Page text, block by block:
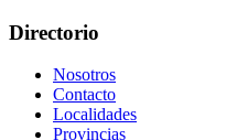
Directorio
Nosotros
Contacto
Localidades
Provincias